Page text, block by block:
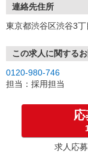
★スマホでWEB面接
す
③面接実施（履歴書
※ご希望があれば、
お気軽にご応募くださ
連絡先住所
東京都渋谷区渋谷3
この求人に関する
0120-980-746
担当：採用担当
求人応